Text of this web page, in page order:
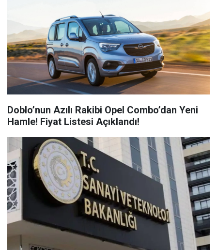
Doblo’nun Azılı Rakibi Opel Combo’dan Yeni
Hamle! Fiyat Listesi Açıklandı!